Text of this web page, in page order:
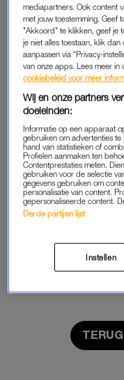
Lees
Geniet
lekkere
Al
GOED
mediapartners. Ook content
met jouw toestemming. Geef
"Akkoord" te klikken, geef je
je niet alles toestaan, klik
aanpassen via “Privacy-
van onze apps. Lees meer in
cookiebeleid voor meer
Wij en onze partners
doeleinden:
Informatie op een apparaat
gebruiken om advertenties
hand van statistieken of
Profielen aanmaken ten
Contentprestaties meten.
gebruiken voor de selectie
gegevens gebruiken om
personalisatie van content.
gepersonaliseerde content.
Derde partijen lijst
Instellen